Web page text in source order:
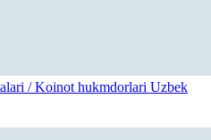
/ Koinot hukmdorlari Uzbek